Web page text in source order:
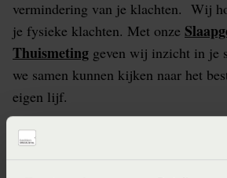
vermindering van je klachten. Wij
je fysieke klachten. Met onze
Thuismeting geven wij inzicht in je
we samen kunnen kijken naar het
eigen lijf.
Ben je